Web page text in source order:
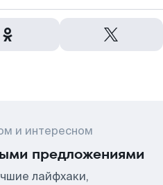
и интересном
предложениями
лайфхаки,